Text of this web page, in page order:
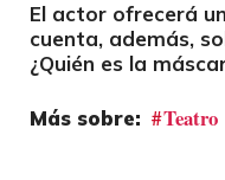
El actor ofrecerá
cuenta, además,
¿Quién es la
Teatro